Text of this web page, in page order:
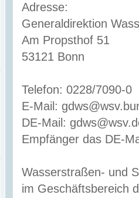
Adresse:
Generaldirektion
Am Propsthof 51
53121 Bonn
Telefon: 0228/7090-0
E-Mail:
DE-Mail:
Empfänger das DE-
Wasserstraßen- und
im Geschäftsbereich